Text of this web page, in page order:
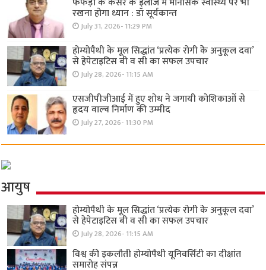
रखना होगा ध्यान : डॉ सूर्यकान्त
July 31, 2026- 11:29 PM
होम्योपैथी के मूल सिद्धांत ‘प्रत्येक रोगी केे अनुकूल दवा’
से हेपेटाइटिस बी व सी का सफल उपचार
July 28, 2026- 11:15 AM
एसजीपीजीआई में हुए शोध ने जगायी कोशिकाओं से
हृदय वाल्व निर्माण की उम्मीद
July 27, 2026- 11:30 PM
आयुष
होम्योपैथी के मूल सिद्धांत ‘प्रत्येक रोगी केे अनुकूल दवा’
से हेपेटाइटिस बी व सी का सफल उपचार
July 28, 2026- 11:15 AM
विश्व की इकलौती होम्योपैथी यूनिवर्सिटी का दीक्षांत
समारोह संपन्न